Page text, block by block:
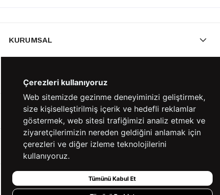
KURUMSAL
YARDIM
BİZE ULAŞIN
HIZLI ERİŞİM
Çerezleri kullanıyoruz
Web sitemizde gezinme deneyiminizi geliştirmek,
size kişiselleştirilmiş içerik ve hedefli reklamlar
göstermek, web sitesi trafiğimizi analiz etmek ve
ziyaretçilerimizin nereden geldiğini anlamak için
çerezleri ve diğer izleme teknolojilerini
kullanıyoruz.
Tümünü Kabul Et